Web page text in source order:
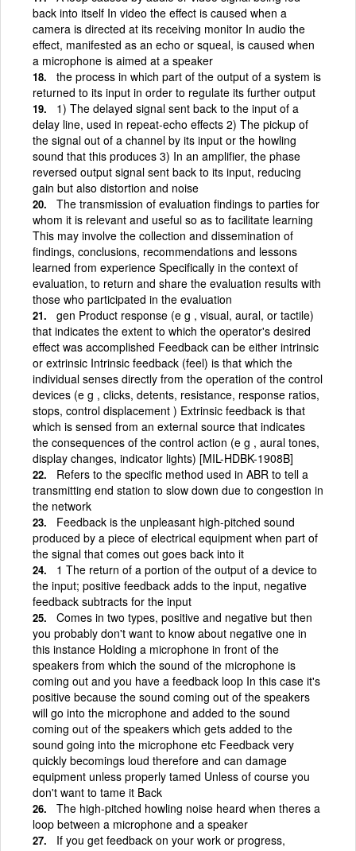
back into itself In video the effect is caused when a
camera is directed at its receiving monitor In audio the
effect, manifested as an echo or squeal, is caused when
a microphone is aimed at a speaker
the process in which part of the output of a system is
returned to its input in order to regulate its further output
1) The delayed signal sent back to the input of a
delay line, used in repeat-echo effects 2) The pickup of
the signal out of a channel by its input or the howling
sound that this produces 3) In an amplifier, the phase
reversed output signal sent back to its input, reducing
gain but also distortion and noise
The transmission of evaluation findings to parties for
whom it is relevant and useful so as to facilitate learning
This may involve the collection and dissemination of
findings, conclusions, recommendations and lessons
learned from experience Specifically in the context of
evaluation, to return and share the evaluation results with
those who participated in the evaluation
gen Product response (e g , visual, aural, or tactile)
that indicates the extent to which the operator's desired
effect was accomplished Feedback can be either intrinsic
or extrinsic Intrinsic feedback (feel) is that which the
individual senses directly from the operation of the control
devices (e g , clicks, detents, resistance, response ratios,
stops, control displacement ) Extrinsic feedback is that
which is sensed from an external source that indicates
the consequences of the control action (e g , aural tones,
display changes, indicator lights) [MIL-HDBK-1908B]
Refers to the specific method used in ABR to tell a
transmitting end station to slow down due to congestion in
the network
Feedback is the unpleasant high-pitched sound
produced by a piece of electrical equipment when part of
the signal that comes out goes back into it
1 The return of a portion of the output of a device to
the input; positive feedback adds to the input, negative
feedback subtracts for the input
Comes in two types, positive and negative but then
you probably don't want to know about negative one in
this instance Holding a microphone in front of the
speakers from which the sound of the microphone is
coming out and you have a feedback loop In this case it's
positive because the sound coming out of the speakers
will go into the microphone and added to the sound
coming out of the speakers which gets added to the
sound going into the microphone etc Feedback very
quickly becomings loud therefore and can damage
equipment unless properly tamed Unless of course you
don't want to tame it Back
The high-pitched howling noise heard when theres a
loop between a microphone and a speaker
If you get feedback on your work or progress,